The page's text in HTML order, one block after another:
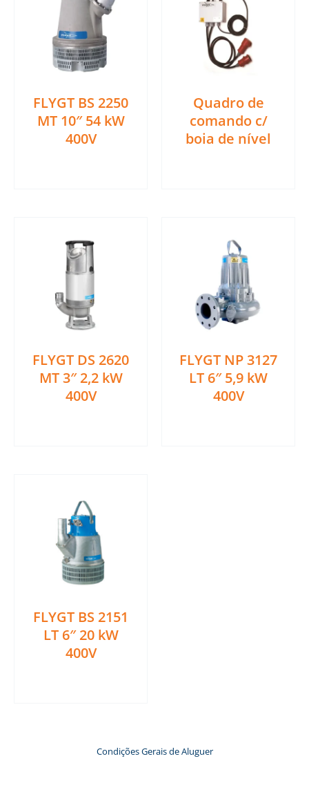
FLYGT BS 2250
MT 10″ 54 kW
400V
Quadro de
comando c/
boia de nível
FLYGT DS 2620
MT 3″ 2,2 kW
400V
FLYGT NP 3127
LT 6″ 5,9 kW
400V
FLYGT BS 2151
LT 6″ 20 kW
400V
Condições Gerais de Aluguer